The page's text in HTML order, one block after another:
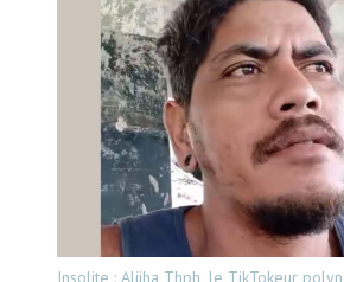
Insolite : Alijha Thph, le TikTokeur